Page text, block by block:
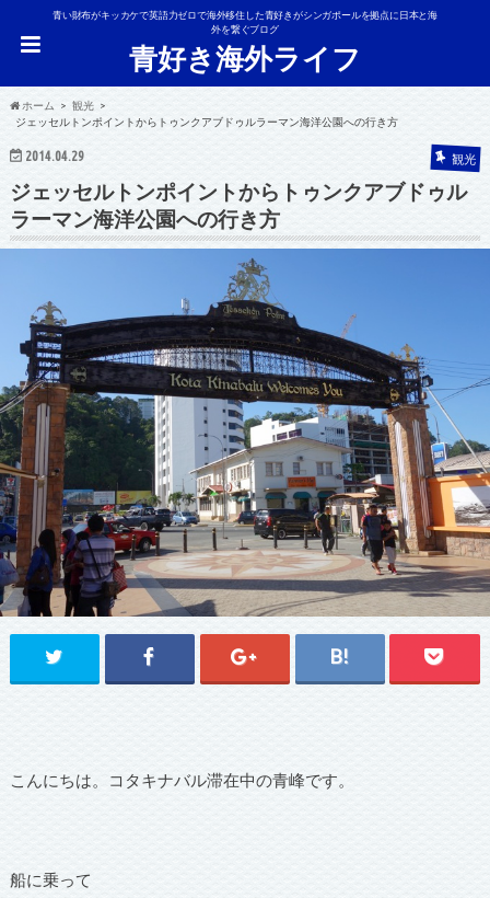
青い財布がキッカケで英語力ゼロで海外移住した青好きがシンガポールを拠点に日本と海
外を繋ぐブログ
青好き海外ライフ
ホーム
観光
ジェッセルトンポイントからトゥンクアブドゥルラーマン海洋公園への行き方
2014.04.29 観光
ジェッセルトンポイントからトゥンクアブドゥル
ラーマン海洋公園への行き方
こんにちは。コタキナバル滞在中の青峰です。
船に乗って